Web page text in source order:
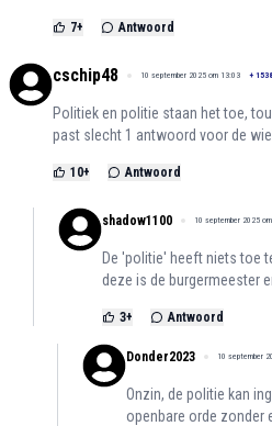
7+ Antwoord
cschip48 10 september 2025 om 13:03 +
Politiek en politie staan het toe,
past slecht 1 antwoord voor de
10+ Antwoord
shadow1100 10 september 2025
De 'politie' heeft niets toe
deze is de burgermeester
3+ Antwoord
Donder2023 10 september
Onzin, de politie kan
openbare orde zonder